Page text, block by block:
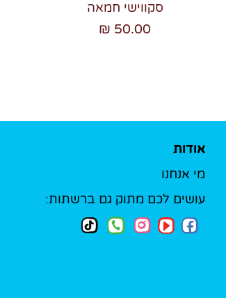
סקווישי חמאה
50.00 ₪
אודות
מי אנחנו
עושים לכם מתוק גם ברשתות: